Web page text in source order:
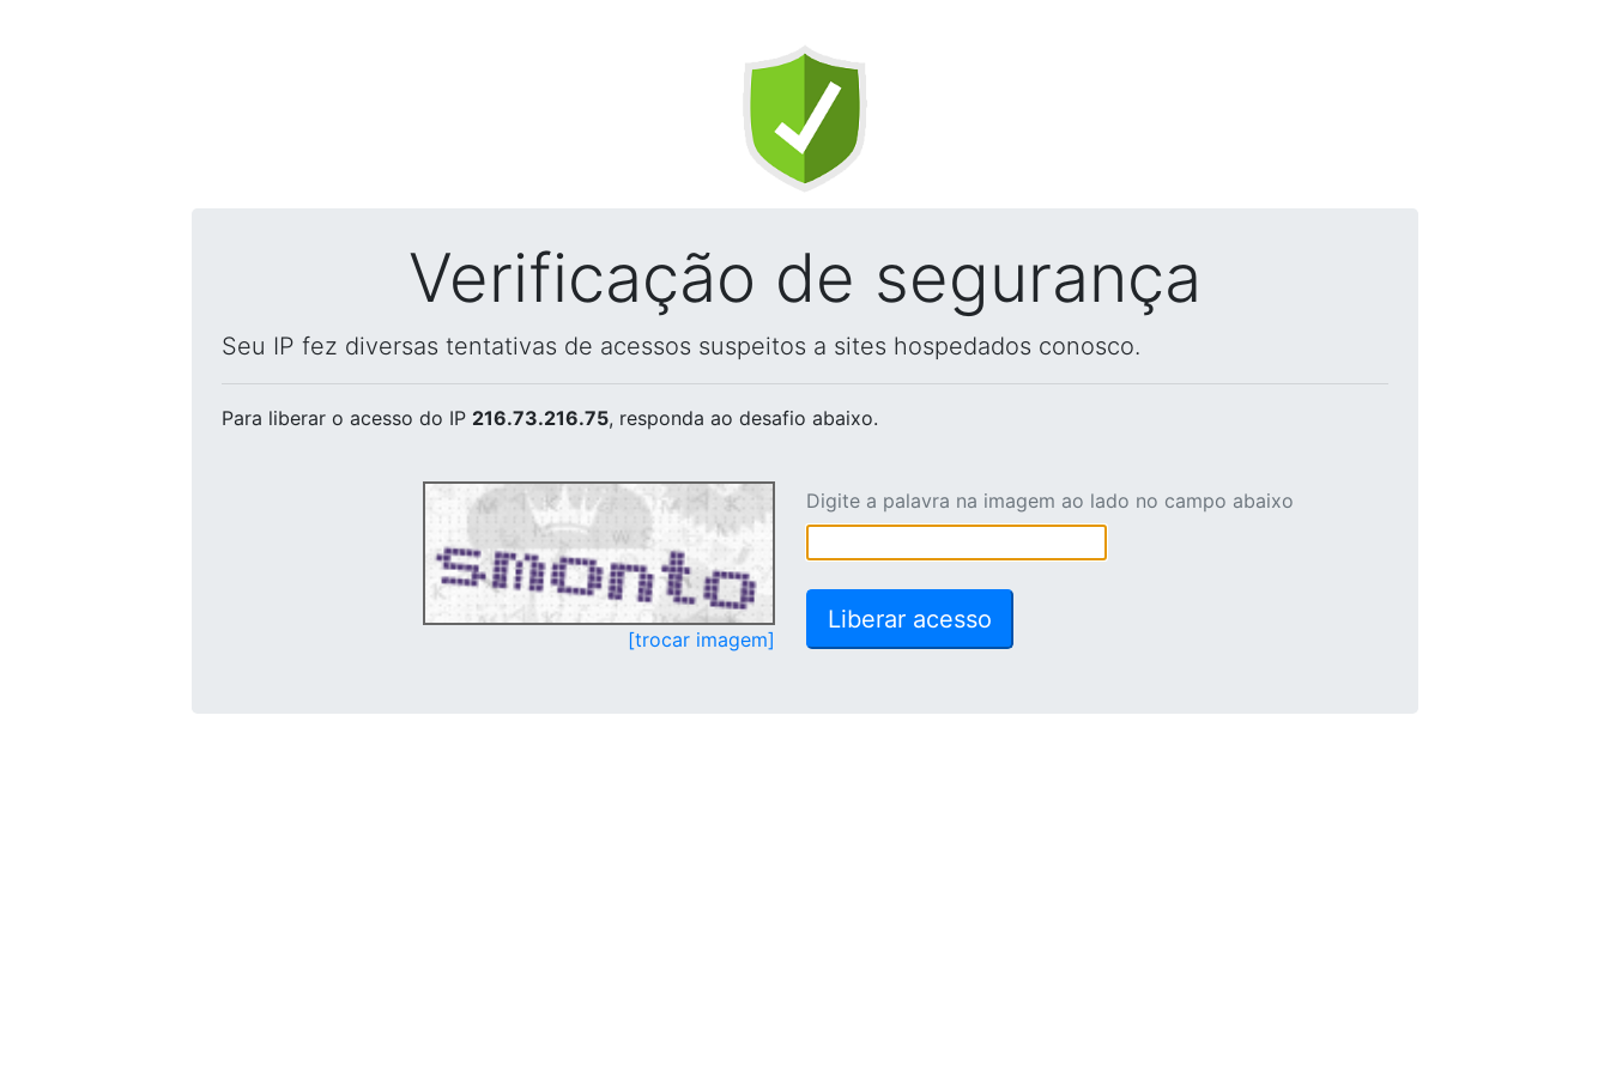
Verificação de segurança
Seu IP fez diversas tentativas de acessos suspeitos a sites hospedados conosco.
Para liberar o acesso do IP 216.73.216.75, responda ao desafio abaixo.
[trocar imagem]
Digite a palavra na imagem ao lado no campo abaixo